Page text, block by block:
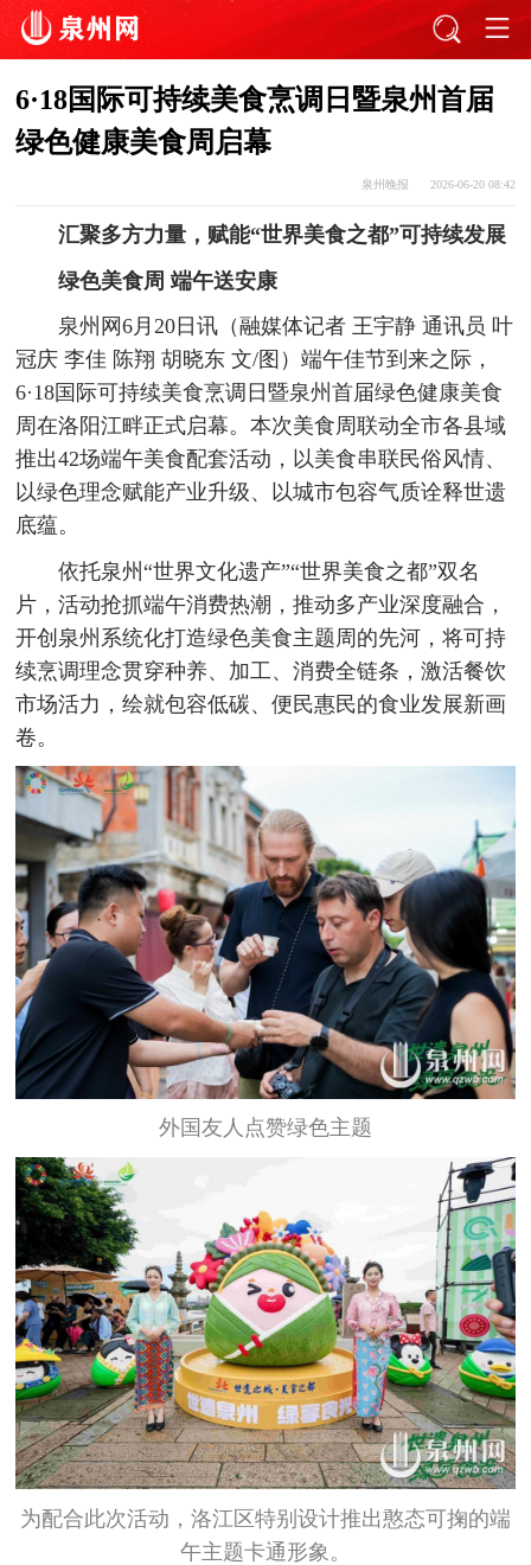
6·18国际可持续美食烹调日暨泉州首届
绿色健康美食周启幕
泉州晚报 2026-06-20 08:42
汇聚多方力量，赋能“世界美食之都”可持续发展
绿色美食周 端午送安康
泉州网6月20日讯（融媒体记者 王宇静 通讯员 叶
冠庆 李佳 陈翔 胡晓东 文/图）端午佳节到来之际，
6·18国际可持续美食烹调日暨泉州首届绿色健康美食
周在洛阳江畔正式启幕。本次美食周联动全市各县域
推出42场端午美食配套活动，以美食串联民俗风情、
以绿色理念赋能产业升级、以城市包容气质诠释世遗
底蕴。
依托泉州“世界文化遗产”“世界美食之都”双名
片，活动抢抓端午消费热潮，推动多产业深度融合，
开创泉州系统化打造绿色美食主题周的先河，将可持
续烹调理念贯穿种养、加工、消费全链条，激活餐饮
市场活力，绘就包容低碳、便民惠民的食业发展新画
卷。
外国友人点赞绿色主题
为配合此次活动，洛江区特别设计推出憨态可掬的端
午主题卡通形象。